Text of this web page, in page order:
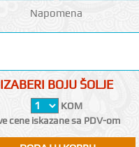
Napomena
IZABERI BOJU ŠOLJE
KOM
cene iskazane sa PDV-om